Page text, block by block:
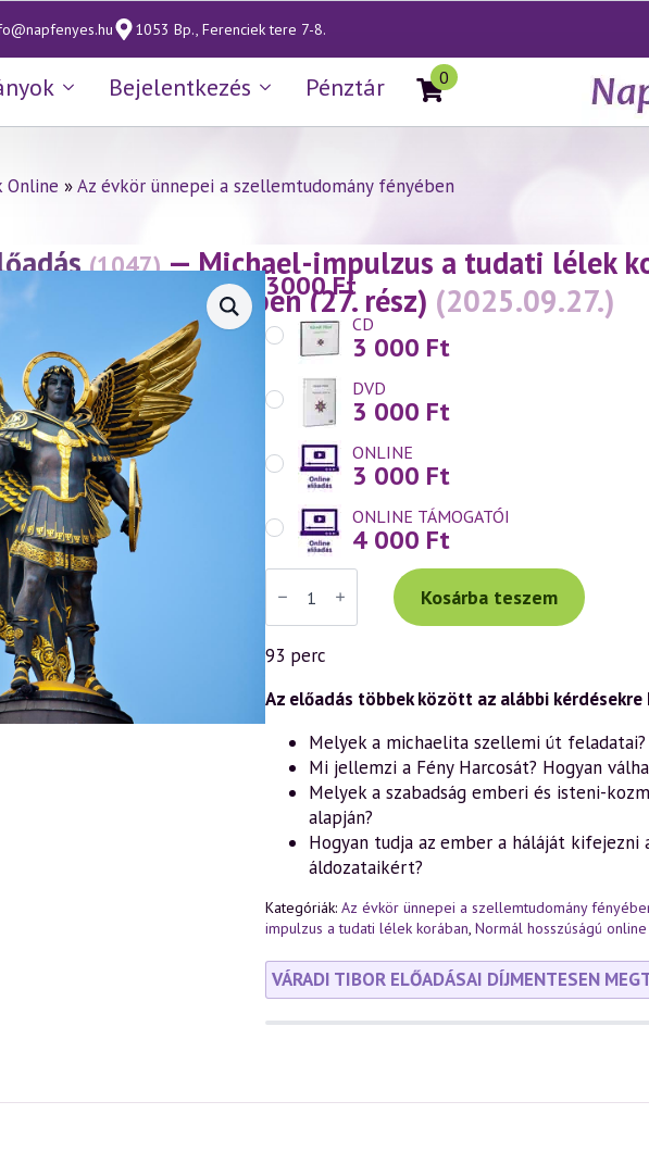
1053 Bp., Ferenciek tere 7-8.
Bejelentkezés Pénztár 0
Online »Az évkör ünnepei a szellemtudomány fényében
(1047) — Michael-impulzus a tudati lélek
fényében (27. rész) (2025.09.27.)
3000Ft
CD
3 000 Ft
DVD
3 000 Ft
ONLINE
3 000 Ft
ONLINE TÁMOGATÓI
4 000 Ft
Váradi
Tibor
előadás
(1047)
—
Michael-
a
korában
Szent
Mihály
ünnepe
szellemtudomány
fényében
rész)
(2025.09.27.)
mennyiség
Kosárba teszem
93 perc
Az előadás többek között az alábbi
Melyek a michaelita szellemi út feladatai?
Mi jellemzi a Fény Harcosát? Hogyan
Melyek a szabadság emberi és isteni-
alapján?
Hogyan tudja az ember a háláját
áldozataikért?
Kategóriák: Az évkör ünnepei a szellemtudomány
impulzus a tudati lélek korában, Normál hosszúságú
VÁRADI TIBOR ELŐADÁSAI DÍJMENTESEN